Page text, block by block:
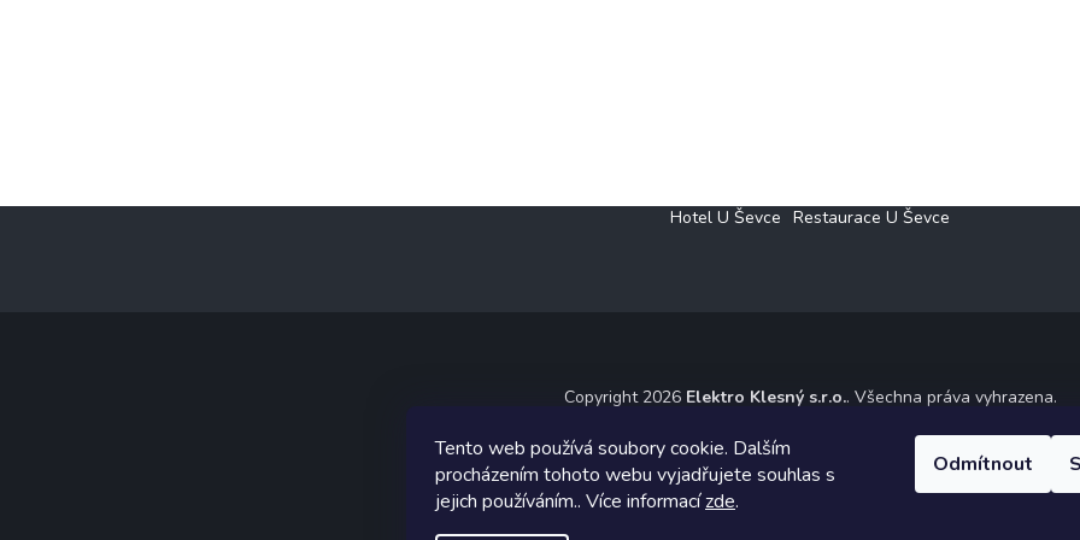
Tento web používá soubory cookie. Dalším
procházením tohoto webu vyjadřujete souhlas s
jejich používáním.. Více informacízde.
Odmítnout
Hotel U Ševce Restaurace U Ševce
Copyright 2026 Elektro Klesný s.r.o.. Všechna práva vyhrazena.
Tomáš Hlad&